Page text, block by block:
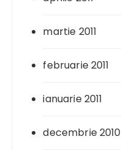
martie 2011
februarie 2011
ianuarie 2011
decembrie 2010